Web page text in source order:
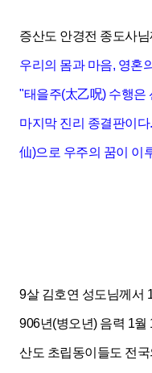
증산도 안경전 종도사
우리의 몸과 마음, 영혼
"태을주(太乙呪) 수행은
마지막 진리 종결판이
仙)으로 우주의 꿈이 이
9살 김호연 성도님께서
906년(병오년) 음력 1월
산도 초립동이들도 전국